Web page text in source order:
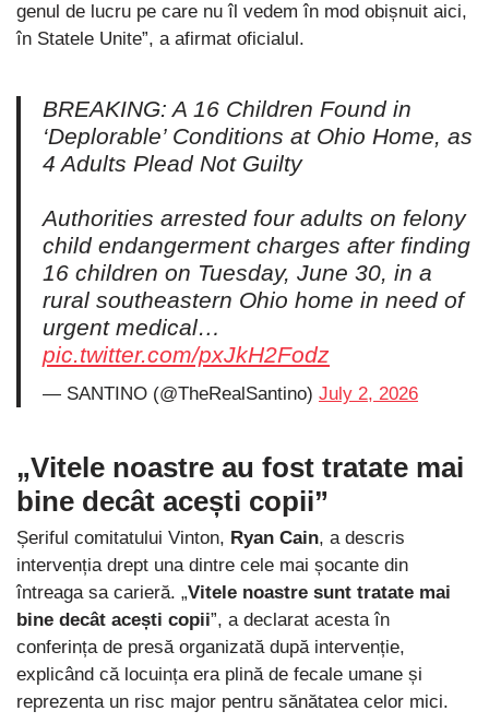
genul de lucru pe care nu îl vedem în mod obișnuit aici,
în Statele Unite”, a afirmat oficialul.
BREAKING: A 16 Children Found in
‘Deplorable’ Conditions at Ohio Home, as
4 Adults Plead Not Guilty
Authorities arrested four adults on felony
child endangerment charges after finding
16 children on Tuesday, June 30, in a
rural southeastern Ohio home in need of
urgent medical…
pic.twitter.com/pxJkH2Fodz
— SANTINO (@TheRealSantino) July 2, 2026
„Vitele noastre au fost tratate mai
bine decât acești copii”
Șeriful comitatului Vinton, Ryan Cain, a descris
intervenția drept una dintre cele mai șocante din
întreaga sa carieră. „Vitele noastre sunt tratate mai
bine decât acești copii”, a declarat acesta în
conferința de presă organizată după intervenție,
explicând că locuința era plină de fecale umane și
reprezenta un risc major pentru sănătatea celor mici.